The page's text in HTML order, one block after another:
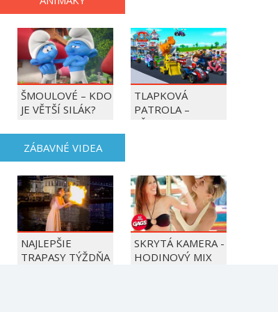
ŠMOULOVÉ – KDO
JE VĚTŠÍ SILÁK?
TLAPKOVÁ
PATROLA –
VŠECHNY TLAPKY
ZÁBAVNÉ VIDEA
NAJLEPŠIE
TRAPASY TÝŽDŇA
SKRYTÁ KAMERA -
HODINOVÝ MIX